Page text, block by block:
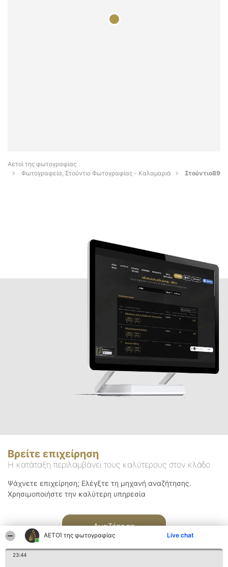
ΑΕΤΟΊ της φωτογραφίας Live chat
23:44
Αετοί της φωτογραφίας
Φωτογραφεία, Στούντιο Φωτογραφίας - Καλαμαριά
Στούντιο89
Βρείτε επιχείρηση
Η κατάταξη περιλαμβάνει τους καλύτερους στον κλάδο
Ψάχνετε επιχείρηση; Ελέγξτε τη μηχανή αναζήτησης.
Χρησιμοποιήστε την καλύτερη υπηρεσία
Αναζήτηση